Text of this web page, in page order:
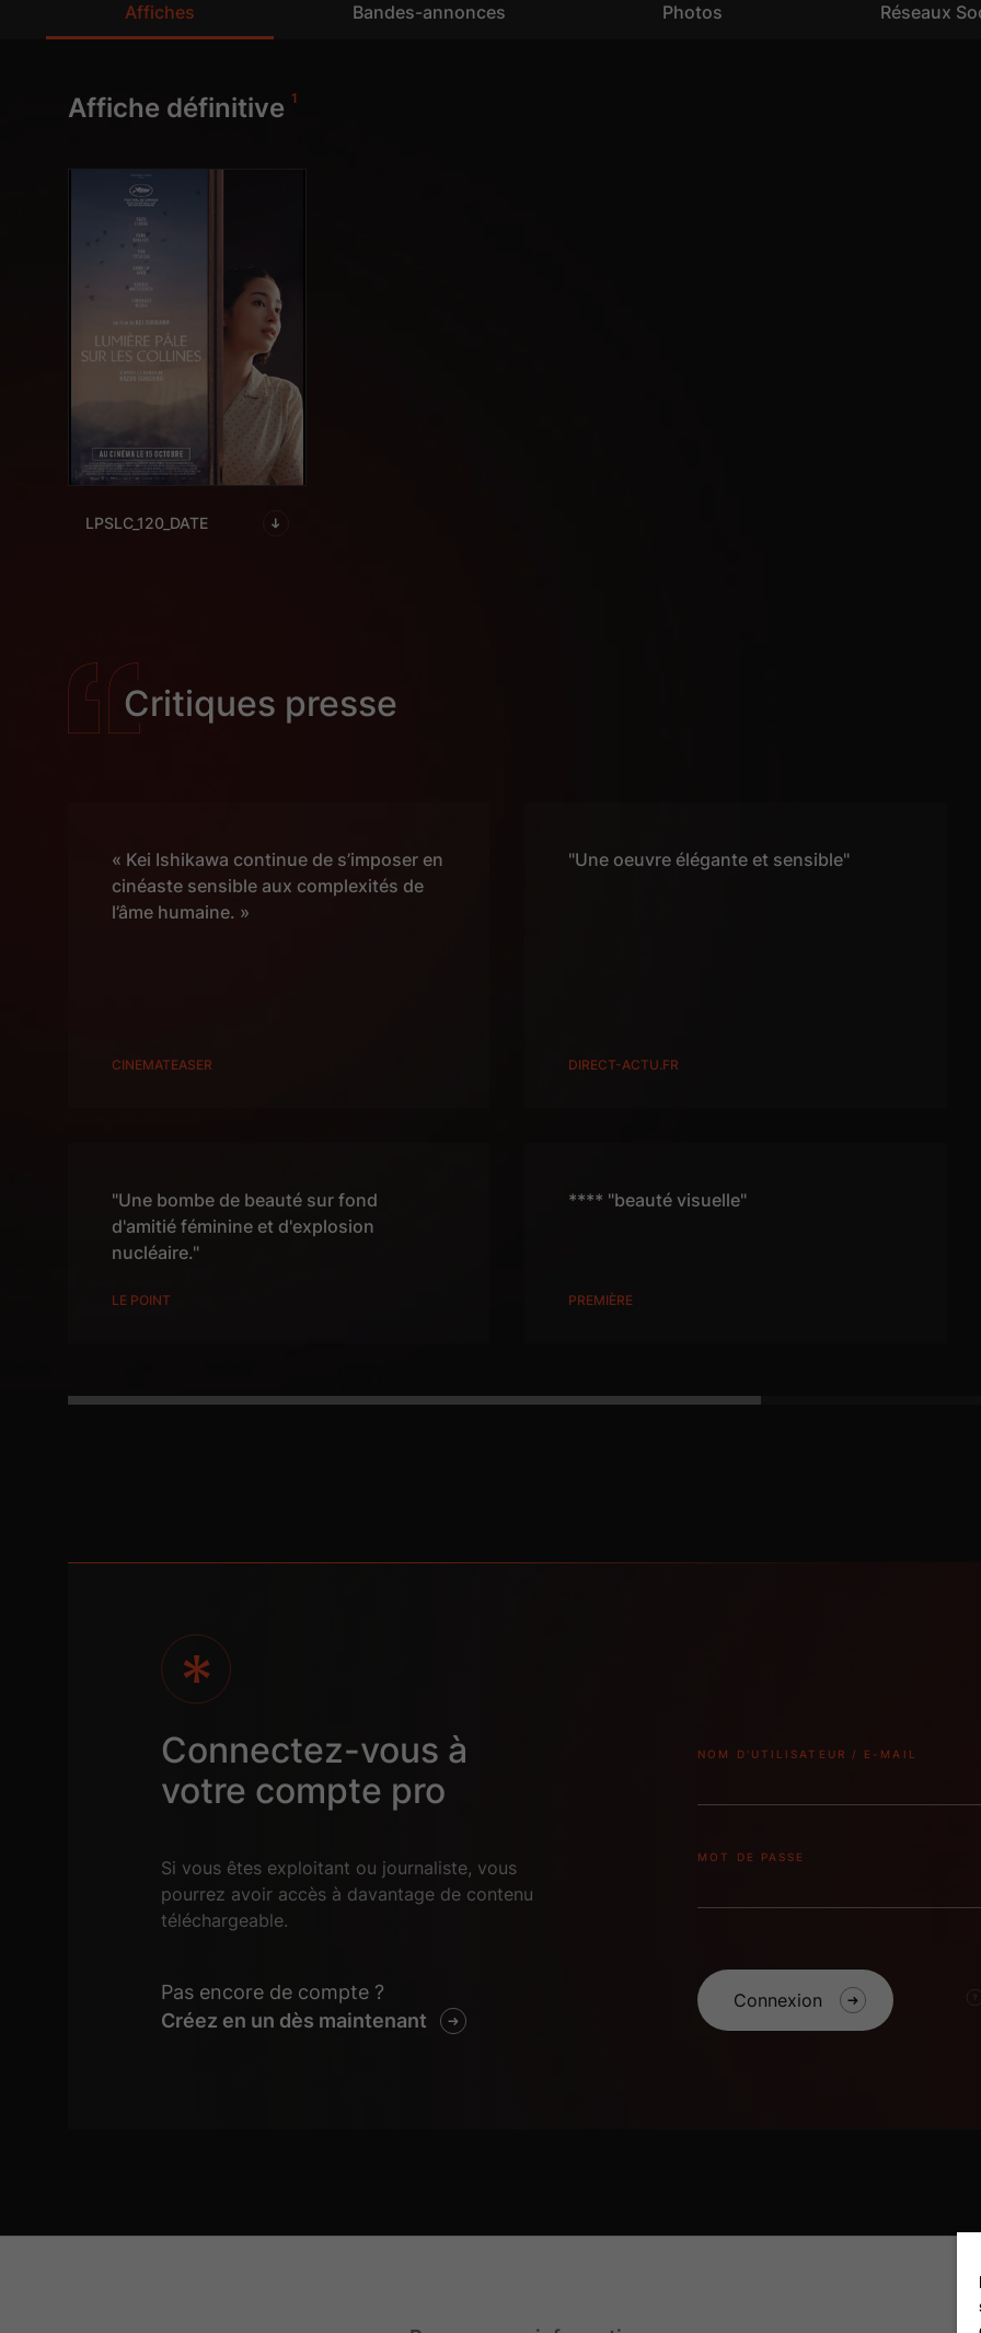
Affiches Bandes-annonces Photos Réseaux
Affiche définitive 1
LPSLC_120_DATE
Critiques presse
« Kei Ishikawa continue de s’imposer en
cinéaste sensible aux complexités de
l’âme humaine. »
CINEMATEASER
"Une oeuvre élégante et sensible"
DIRECT-ACTU.FR
"Une bombe de beauté sur fond
d'amitié féminine et d'explosion
nucléaire."
LE POINT
**** "beauté visuelle"
PREMIÈRE
Connectez-vous à
votre compte pro
Si vous êtes exploitant ou journaliste, vous
pourrez avoir accès à davantage de contenu
téléchargeable.
Pas encore de compte ?
Créez en un dès maintenant
NOM D'UTILISATEUR / E-MAIL
MOT DE PASSE